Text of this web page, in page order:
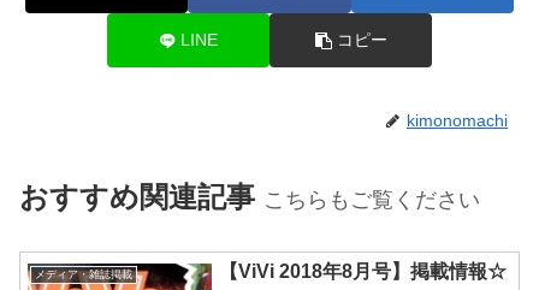
LINE コピー
kimonomachi
おすすめ関連記事 こちらもご覧ください
メディア・雑誌掲載 【ViVi 2018年8月号】掲載情報☆